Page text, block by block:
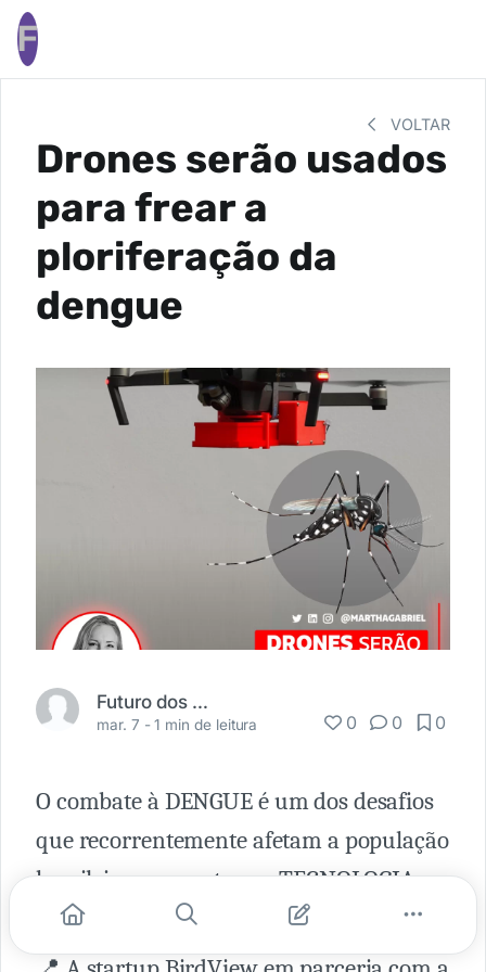
F
VOLTAR
Drones serão usados
para frear a
ploriferação da
dengue
Futuro dos Negócios
mar. 7 -1 min de leitura 0 0 0
O combate à DENGUE é um dos desafios
que recorrentemente afetam a população
brasileira e encontra na TECNOLOGIA
um poderoso aliado.